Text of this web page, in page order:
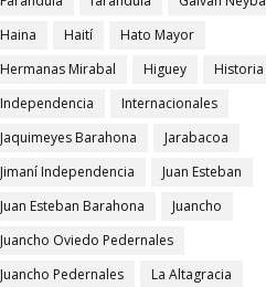
Haina
Haití
Hato Mayor
Hermanas Mirabal
Higuey
Historia
Independencia
Internacionales
Jaquimeyes Barahona
Jarabacoa
Jimaní Independencia
Juan Esteban
Juan Esteban Barahona
Juancho
Juancho Oviedo Pedernales
Juancho Pedernales
La Altagracia